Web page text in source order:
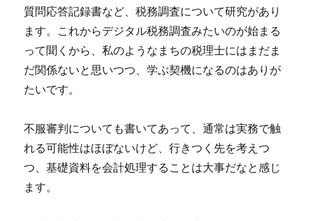
質問応答記録書など、税務調査について研究があり
ます。これからデジタル税務調査みたいのが始まる
って聞くから、私のようなまちの税理士にはまだま
だ関係ないと思いつつ、学ぶ契機になるのはありが
たいです。
不服審判についても書いてあって、通常は実務で触
れる可能性はほぼないけど、行きつく先を考えつ
つ、基礎資料を会計処理することは大事だなと感じ
ます。